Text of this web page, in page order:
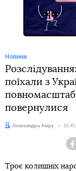
Новини
поїхали з
повернулися
Автор:
Олександра Амру Дата:
Троє колишніх